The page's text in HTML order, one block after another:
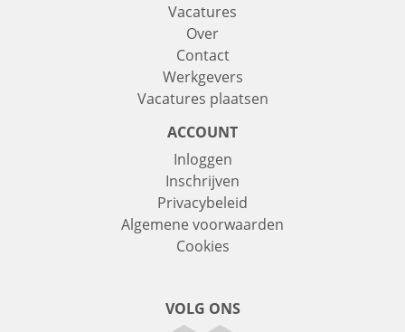
Vacatures
Over
Contact
Werkgevers
Vacatures plaatsen
ACCOUNT
Inloggen
Inschrijven
Privacybeleid
Algemene voorwaarden
Cookies
VOLG ONS